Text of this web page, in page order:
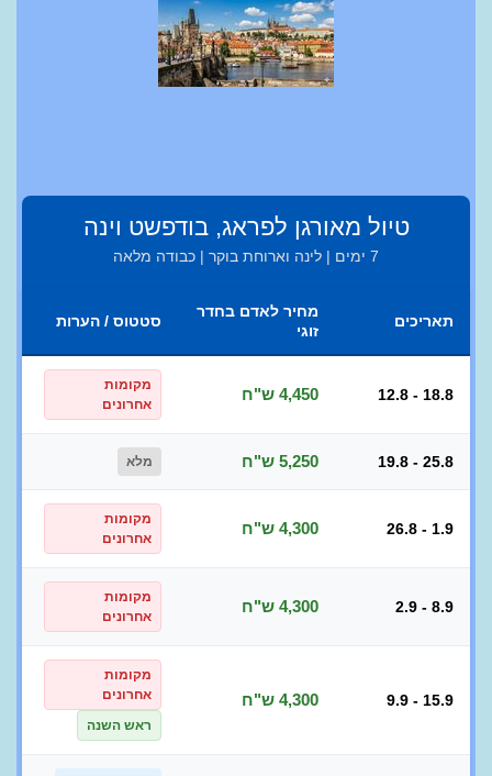
טיול מאורגן לפראג, בודפשט וינה
7 ימים | לינה וארוחת בוקר | כבודה מלאה
תאריכים
מחיר לאדם בחדר
זוגי
סטטוס / הערות
12.8 - 18.8 4,450 ש"ח
מקומות
אחרונים
19.8 - 25.8 5,250 ש"ח מלא
26.8 - 1.9 4,300 ש"ח
מקומות
אחרונים
2.9 - 8.9 4,300 ש"ח
מקומות
אחרונים
9.9 - 15.9 4,300 ש"ח
מקומות
אחרונים
ראש השנה